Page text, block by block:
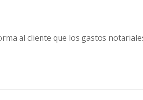
al cliente que los gastos